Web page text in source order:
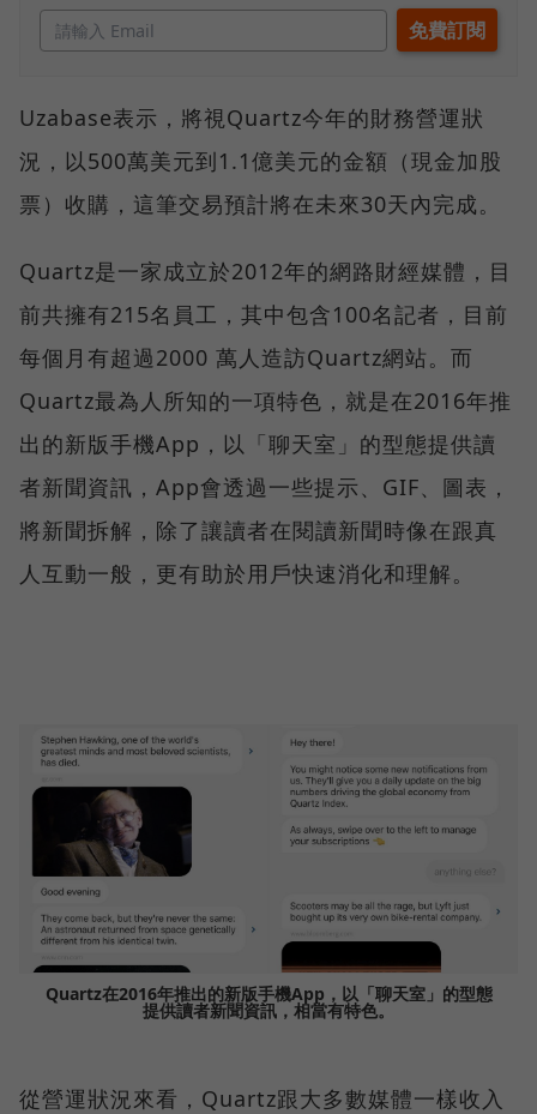
Uzabase表示，將視Quartz今年的財務營運狀
況，以500萬美元到1.1億美元的金額（現金加股
票）收購，這筆交易預計將在未來30天內完成。
Quartz是一家成立於2012年的網路財經媒體，目
前共擁有215名員工，其中包含100名記者，目前
每個月有超過2000 萬人造訪Quartz網站。而
Quartz最為人所知的一項特色，就是在2016年推
出的新版手機App，以「聊天室」的型態提供讀
者新聞資訊，App會透過一些提示、GIF、圖表，
將新聞拆解，除了讓讀者在閱讀新聞時像在跟真
人互動一般，更有助於用戶快速消化和理解。
Quartz在2016年推出的新版手機App，以「聊天室」的型態
提供讀者新聞資訊，相當有特色。
從營運狀況來看，Quartz跟大多數媒體一樣收入